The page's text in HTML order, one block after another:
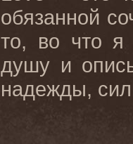
обязанной
то, во что
душу и
надежды,